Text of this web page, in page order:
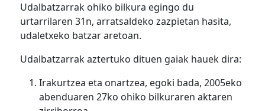
Udalbatzarrak ohiko bilkura egingo du
urtarrilaren 31n, arratsaldeko zazpietan hasita,
udaletxeko batzar aretoan.
Udalbatzarrak aztertuko dituen gaiak hauek dira:
Irakurtzea eta onartzea, egoki bada, 2005eko
abenduaren 27ko ohiko bilkuraren aktaren